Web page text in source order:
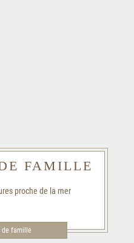
FAMILLE
proche de la mer
de famille​